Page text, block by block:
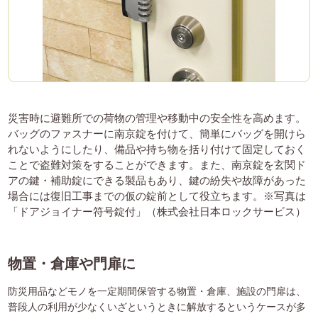
災害時に避難所での荷物の管理や移動中の安全性を高めます。
バッグのファスナーに南京錠を付けて、簡単にバッグを開けら
れないようにしたり、備品や持ち物を括り付けて固定しておく
ことで盗難対策をすることができます。また、南京錠を玄関ド
アの鍵・補助錠にできる製品もあり、鍵の紛失や故障があった
場合には復旧工事までの仮の錠前として役立ちます。※写真は
「ドアジョイナー符号錠付」（株式会社日本ロックサービス）
物置・倉庫や門扉に
防災用品などモノを一定期間保管する物置・倉庫、施設の門扉は、
普段人の利用が少なくいざというときに解放するというケースが多